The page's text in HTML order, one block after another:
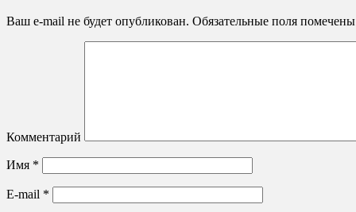
Ваш e-mail не будет опубликован. Обязательные поля
Комментарий
Имя *
E-mail *